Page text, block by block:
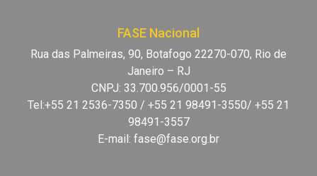
FASE Nacional
Rua das Palmeiras, 90, Botafogo 22270-070, Rio de
Janeiro – RJ
CNPJ: 33.700.956/0001-55
Tel:+55 21 2536-7350 / +55 21 98491-3550/ +55 21
98491-3557
E-mail: fase@fase.org.br